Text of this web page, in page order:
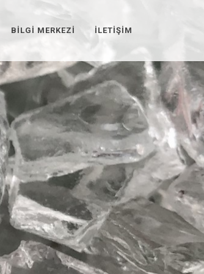
BILGI MERKEZI İLETIŞIM